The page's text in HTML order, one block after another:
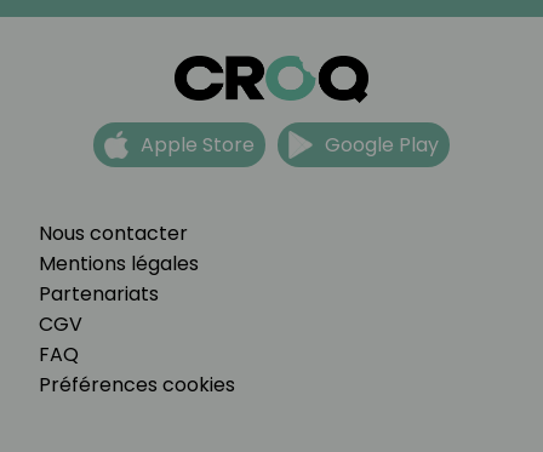
Nous contacter
Mentions légales
Partenariats
CGV
FAQ
Préférences cookies
Apple Store Google Play